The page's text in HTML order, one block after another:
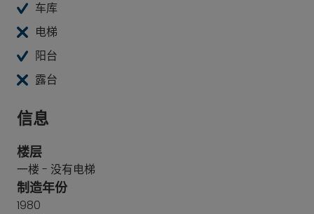
车库
电梯
阳台
露台
信息
楼层
一楼 - 没有电梯
制造年份
1980